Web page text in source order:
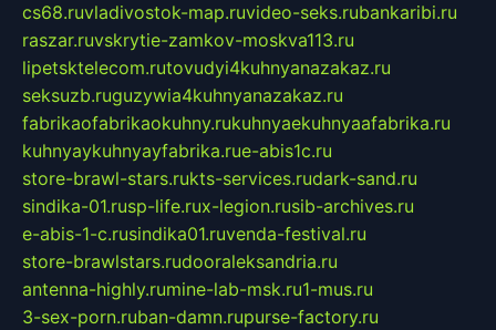
cs68.ruvladivostok-map.ruvideo-seks.rubankaribi.ru
raszar.ruvskrytie-zamkov-moskva113.ru
lipetsktelecom.rutovudyi4kuhnyanazakaz.ru
seksuzb.ruguzywia4kuhnyanazakaz.ru
fabrikaofabrikaokuhny.rukuhnyaekuhnyaafabrika.ru
kuhnyaykuhnyayfabrika.rue-abis1c.ru
store-brawl-stars.rukts-services.rudark-sand.ru
sindika-01.rusp-life.rux-legion.rusib-archives.ru
e-abis-1-c.rusindika01.ruvenda-festival.ru
store-brawlstars.rudooraleksandria.ru
antenna-highly.rumine-lab-msk.ru1-mus.ru
3-sex-porn.ruban-damn.rupurse-factory.ru